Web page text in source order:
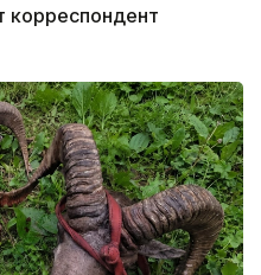
корреспондент